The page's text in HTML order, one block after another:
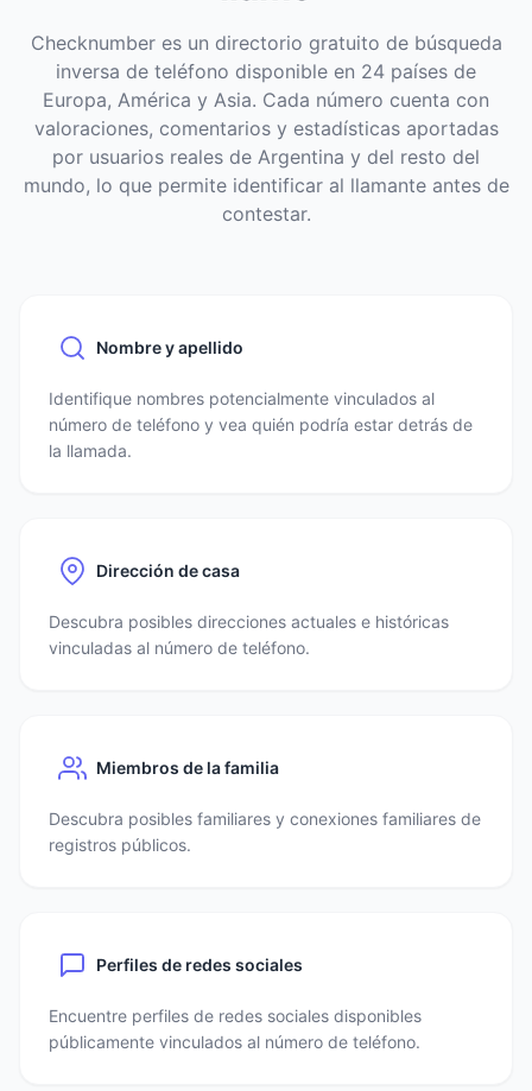
Checknumber es un directorio gratuito de búsqueda
inversa de teléfono disponible en 24 países de
Europa, América y Asia. Cada número cuenta con
valoraciones, comentarios y estadísticas aportadas
por usuarios reales de Argentina y del resto del
mundo, lo que permite identificar al llamante antes de
contestar.
Nombre y apellido
Identifique nombres potencialmente vinculados al
número de teléfono y vea quién podría estar detrás de
la llamada.
Dirección de casa
Descubra posibles direcciones actuales e históricas
vinculadas al número de teléfono.
Miembros de la familia
Descubra posibles familiares y conexiones familiares de
registros públicos.
Perfiles de redes sociales
Encuentre perfiles de redes sociales disponibles
públicamente vinculados al número de teléfono.